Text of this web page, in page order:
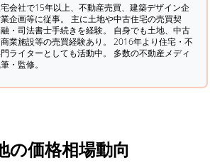
会社で15年以上、不動産売買、建築デザイン企
企画等に従事。 主に土地や中古住宅の売買契
・司法書士手続きを経験。 自身でも土地、中古
業施設等の売買経験あり。 2016年より住宅・不
ライターとしても活動中。 多数の不動産メディ
・監修。
の価格相場動向